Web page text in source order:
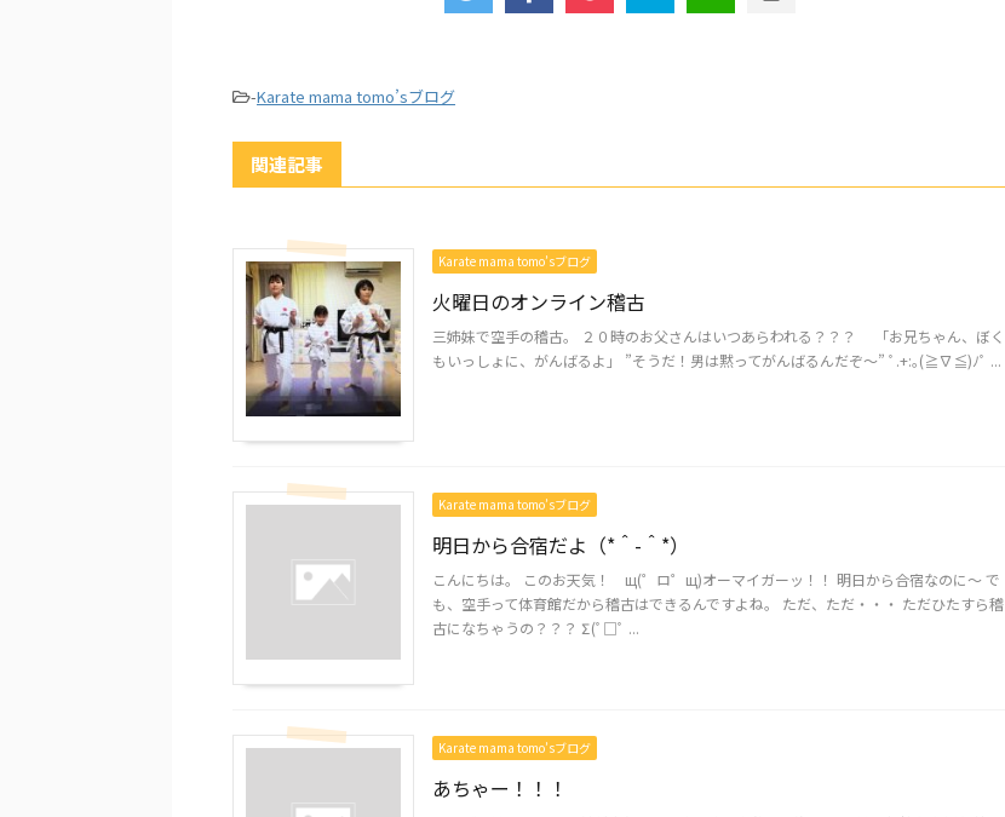
-Karate mama tomo’sブログ
関連記事
Karate mama tomo’sブログ
火曜日のオンライン稽古
三姉妹で空手の稽古。 ２０時のお父さんはいつあらわれる？？？ 「お兄ちゃん、ぼく
もいっしょに、がんばるよ」 ”そうだ！男は黙ってがんばるんだぞ～” ﾟ.+:｡(≧∇≦)ﾉﾟ ...
Karate mama tomo’sブログ
明日から合宿だよ（*＾-＾*）
こんにちは。 このお天気！ щ(゜ロ゜щ)オーマイガーッ！！ 明日から合宿なのに～ で
も、空手って体育館だから稽古はできるんですよね。 ただ、ただ・・・ ただひたすら稽
古になちゃうの？？？ Σ(ﾟ□ﾟ ...
Karate mama tomo’sブログ
あちゃー！！！